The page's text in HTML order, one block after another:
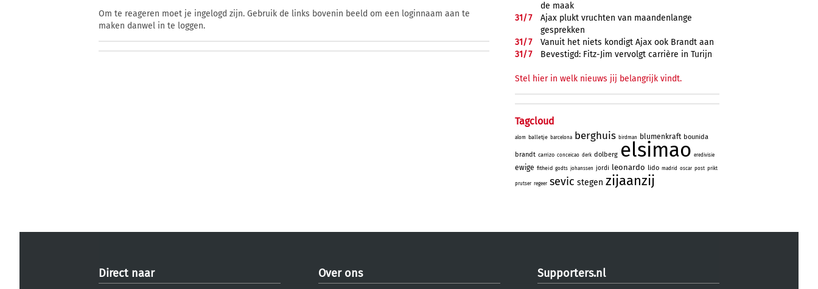
Om te reageren moet je ingelogd zijn. Gebruik de links bovenin beeld om een loginnaam aan te
maken danwel in te loggen.
de maak
31/7
Ajax plukt vruchten van maandenlange
gesprekken
31/7
Vanuit het niets kondigt Ajax ook Brandt aan
31/7 Bevestigd: Fitz-Jim vervolgt carrière in Turijn
Stel hier in welk nieuws jij belangrijk vindt.
Tagcloud
alom balletje barcelona berghuis birdman blumenkraft bounida
brandt carrizo conceicao derk dolberg elsimao eredivisie
ewige fitheid godts johanssen jordi leonardo lido madrid oscar post prikt
prutser regeer sevic stegen zijaanzij
Direct naar Over ons Supporters.nl